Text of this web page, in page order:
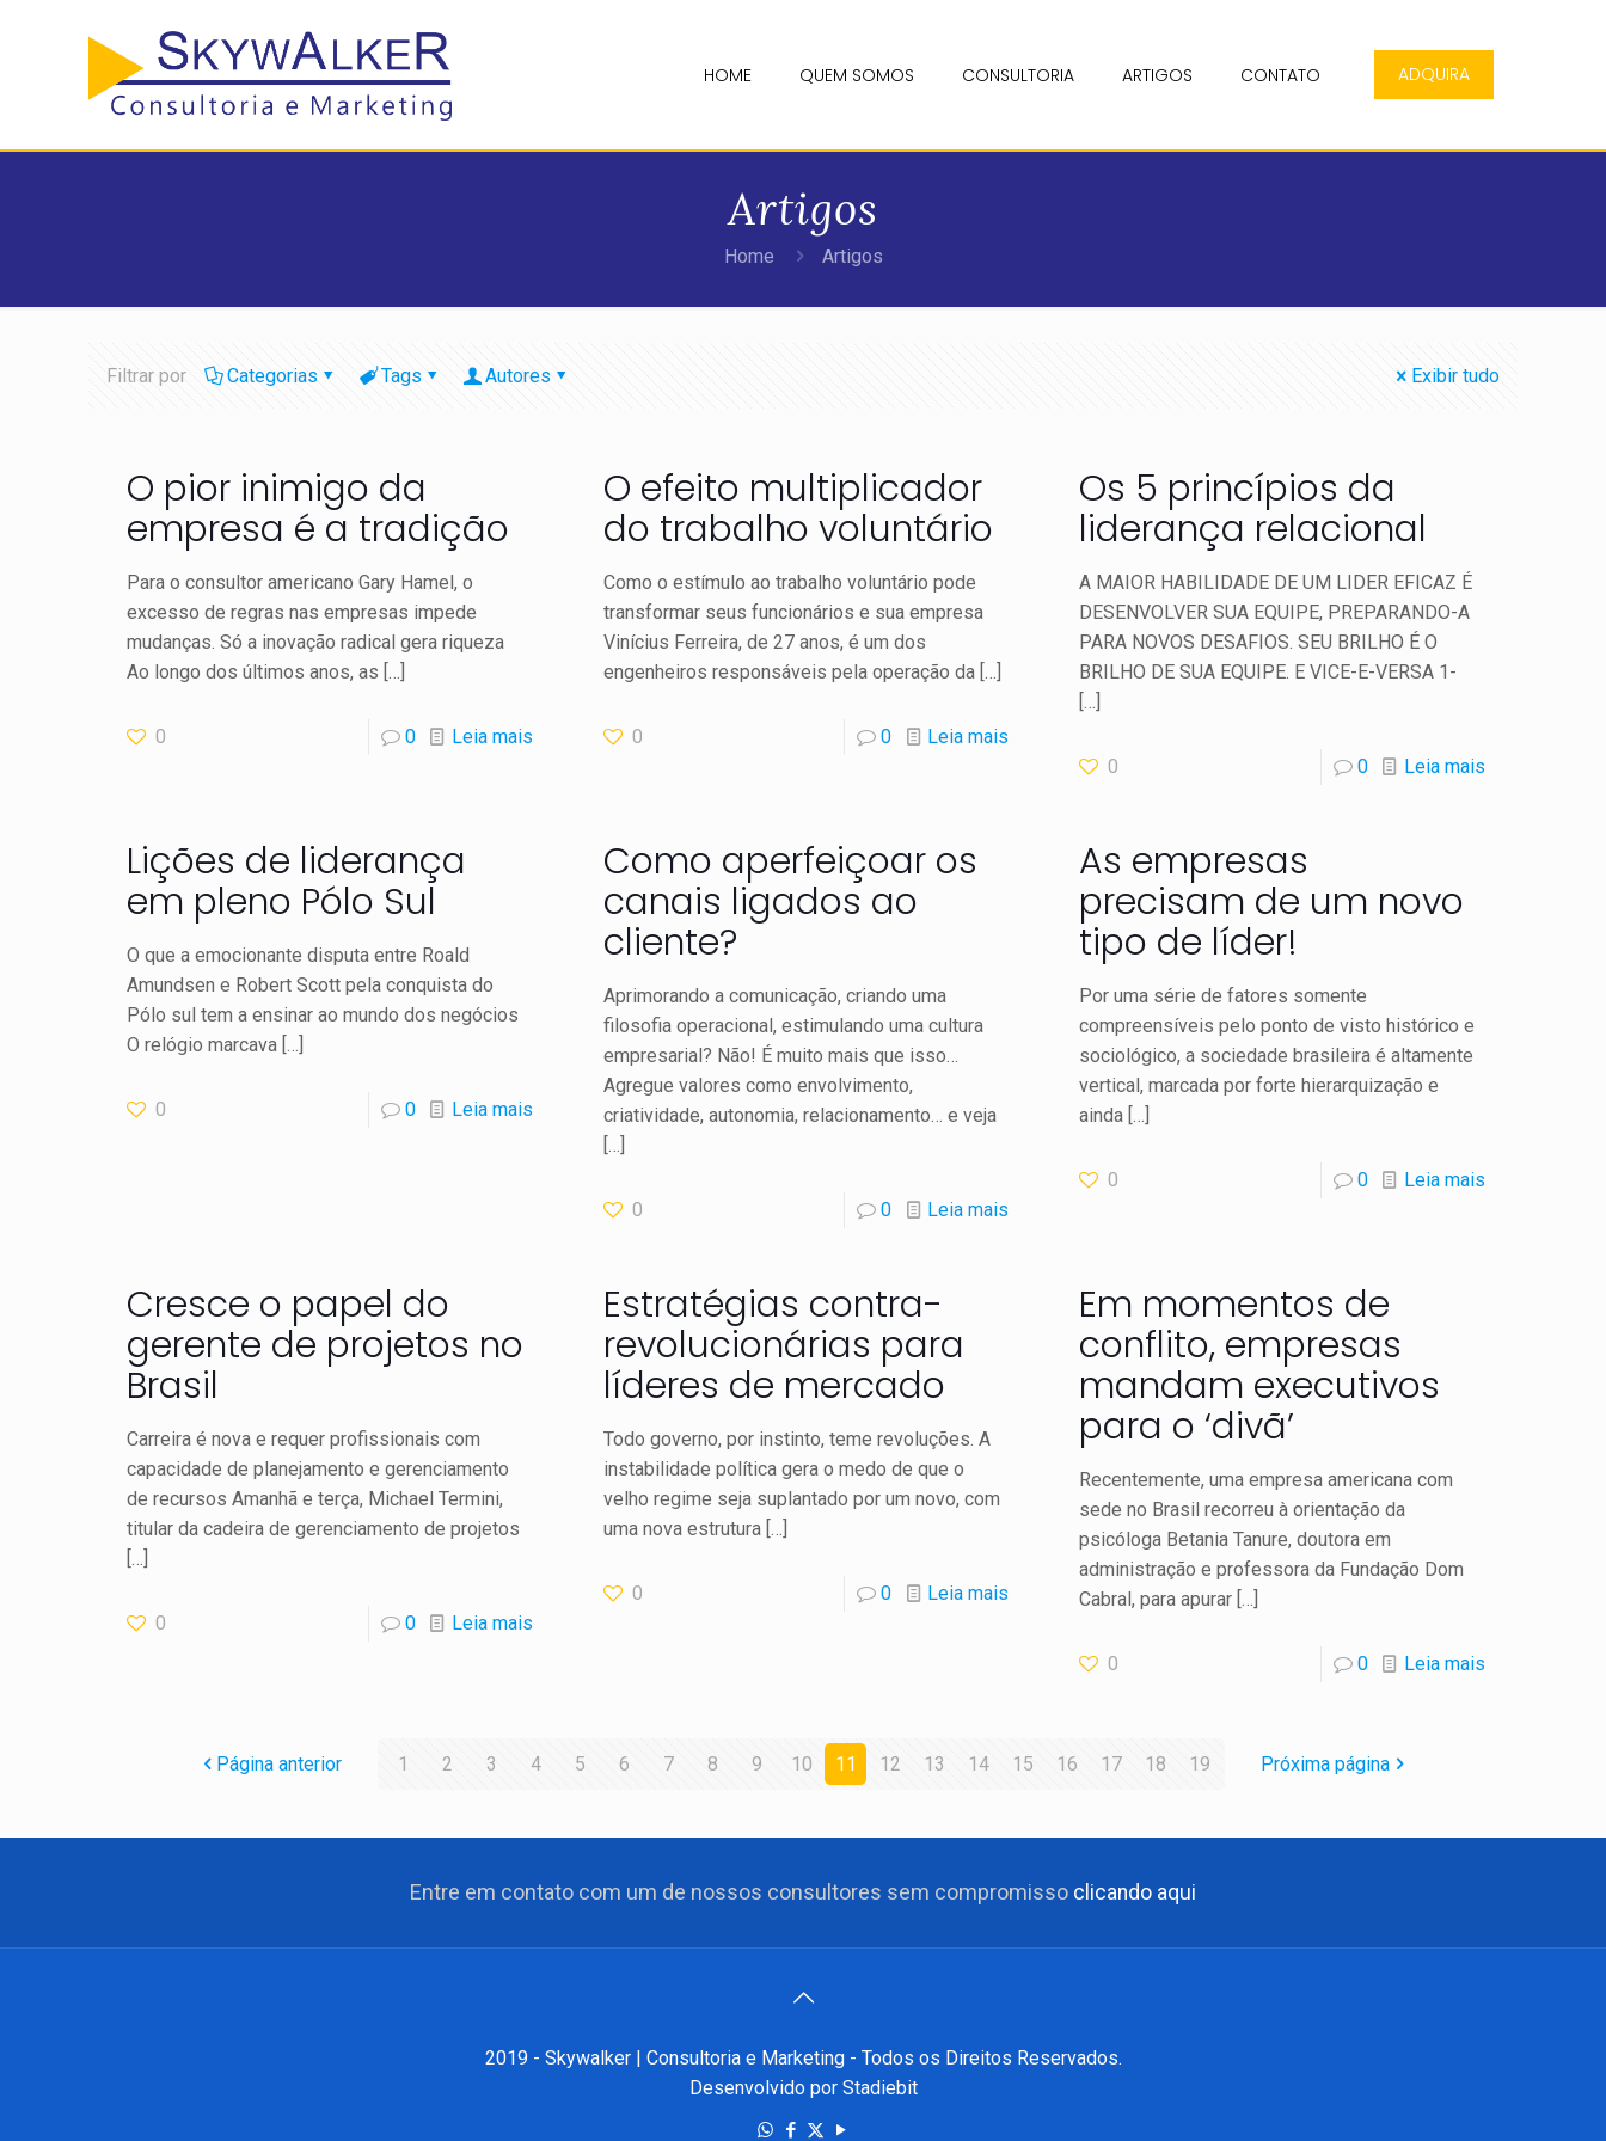
HOME QUEM SOMOS CONSULTORIA ARTIGOS CONTATO ADQUIRA
Artigos
Home Artigos
Filtrar por Categorias Tags Autores Exibir tudo
O pior inimigo da
empresa é a tradição
Para o consultor americano Gary Hamel, o
excesso de regras nas empresas impede
mudanças. Só a inovação radical gera riqueza
Ao longo dos últimos anos, as […]
0 0 Leia mais
O efeito multiplicador
do trabalho voluntário
Como o estímulo ao trabalho voluntário pode
transformar seus funcionários e sua empresa
Vinícius Ferreira, de 27 anos, é um dos
engenheiros responsáveis pela operação da[…]
0 0 Leia mais
Os 5 princípios da
liderança relacional
A MAIOR HABILIDADE DE UM LIDER EFICAZ É
DESENVOLVER SUA EQUIPE, PREPARANDO-A
PARA NOVOS DESAFIOS. SEU BRILHO É O
BRILHO DE SUA EQUIPE. E VICE-E-VERSA 1-
[…]
0 0 Leia mais
Lições de liderança
em pleno Pólo Sul
O que a emocionante disputa entre Roald
Amundsen e Robert Scott pela conquista do
Pólo sul tem a ensinar ao mundo dos negócios
O relógio marcava[…]
0 0 Leia mais
Como aperfeiçoar os
canais ligados ao
cliente?
Aprimorando a comunicação, criando uma
filosofia operacional, estimulando uma cultura
empresarial? Não! É muito mais que isso…
Agregue valores como envolvimento,
criatividade, autonomia, relacionamento… e veja
[…]
0 0 Leia mais
As empresas
precisam de um novo
tipo de líder!
Por uma série de fatores somente
compreensíveis pelo ponto de visto histórico e
sociológico, a sociedade brasileira é altamente
vertical, marcada por forte hierarquização e
ainda […]
0 0 Leia mais
Cresce o papel do
gerente de projetos no
Brasil
Carreira é nova e requer profissionais com
capacidade de planejamento e gerenciamento
de recursos Amanhã e terça, Michael Termini,
titular da cadeira de gerenciamento de projetos
[…]
0 0 Leia mais
Estratégias contra-
revolucionárias para
líderes de mercado
Todo governo, por instinto, teme revoluções. A
instabilidade política gera o medo de que o
velho regime seja suplantado por um novo, com
uma nova estrutura[…]
0 0 Leia mais
Em momentos de
conflito, empresas
mandam executivos
para o ‘divã’
Recentemente, uma empresa americana com
sede no Brasil recorreu à orientação da
psicóloga Betania Tanure, doutora em
administração e professora da Fundação Dom
Cabral, para apurar […]
0 0 Leia mais
Página anterior 1 2 3 4 5 6 7 8 9 10 11 12 13 14 15 16 17 18 19 Próxima página
Entre em contato com um de nossos consultores sem compromisso clicando aqui
2019 - Skywalker | Consultoria e Marketing - Todos os Direitos Reservados.
Desenvolvido por Stadiebit